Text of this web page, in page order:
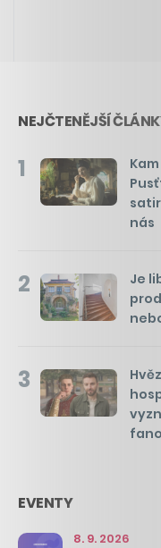
NEJČTENĚJŠÍ
1
nás
2
Je
3
EVENTY
8. 9. 2026